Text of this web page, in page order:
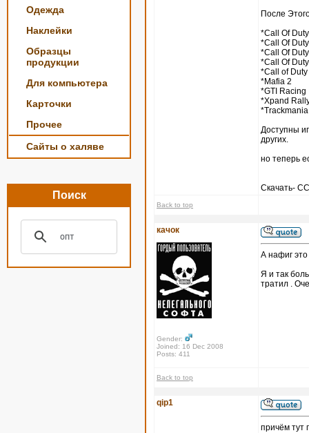
Одежда
Наклейки
Образцы
продукции
Для компьютера
Карточки
Прочее
Сайты о халяве
Поиск
После
*Call Of Duty
*Call Of
*Call Of
*Call Of
*Call of
*Mafia 2
*GTI Racing
*Xpand
Доступны
других.
но теперь
Скачать-
Back to top
качок
Gender:
Joined: 16 Dec 2008
Posts: 411
А нафиг
Я и так
тратил .
Back to top
qip1
причём тут